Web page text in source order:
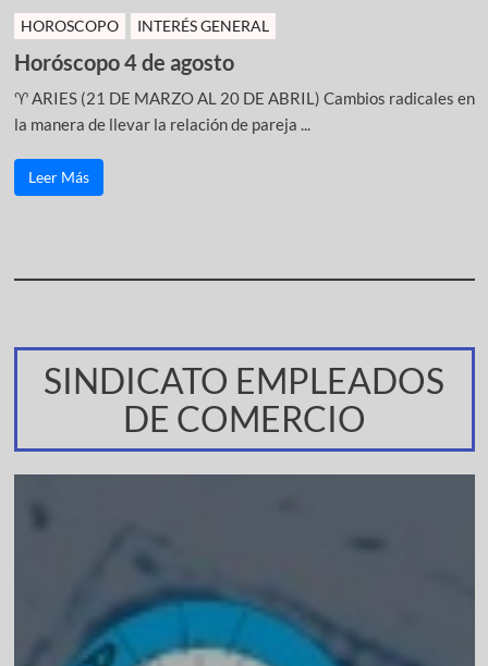
HOROSCOPO INTERÉS GENERAL
Horóscopo 4 de agosto
♈ ARIES (21 DE MARZO AL 20 DE ABRIL) Cambios radicales en
la manera de llevar la relación de pareja ...
Leer Más
SINDICATO EMPLEADOS
DE COMERCIO